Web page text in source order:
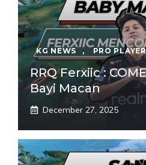
KG NEWS , PRO
RRQ Ferxiic :
Bayi Macan
December 27, 2025